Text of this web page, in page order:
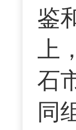
鉴
石
同